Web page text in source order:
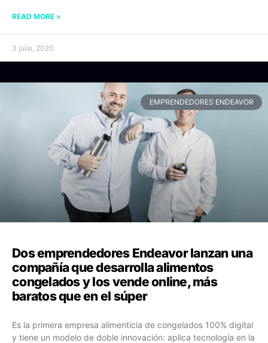
READ MORE »
3 julio, 2020
EMPRENDEDORES ENDEAVOR
Dos emprendedores Endeavor lanzan una
compañía que desarrolla alimentos
congelados y los vende online, más
baratos que en el súper
Es la primera empresa alimenticia de congelados 100% digital
y tiene un modelo de doble innovación: aplica tecnología en la